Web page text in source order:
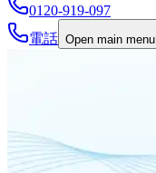
0120-919-097
電話 Open main menu